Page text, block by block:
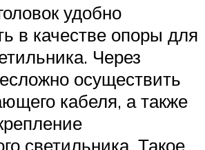
удобно
в качестве опоры для
Через
осуществить
кабеля, а также
светильника. Такое